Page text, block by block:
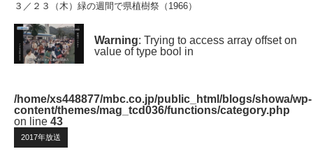
３／２３（木）緑の週間で県植樹祭（1966）
Warning: Trying to access array offset on
value of type bool in
/home/xs448877/mbc.co.jp/public_html/blogs/showa/wp-
content/themes/mag_tcd036/functions/category.php
on line 43
2017年放送